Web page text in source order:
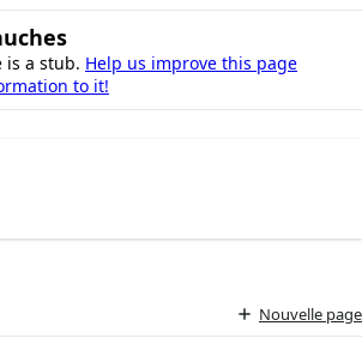
is a stub. Help us improve this page
to it!
Nouvelle page